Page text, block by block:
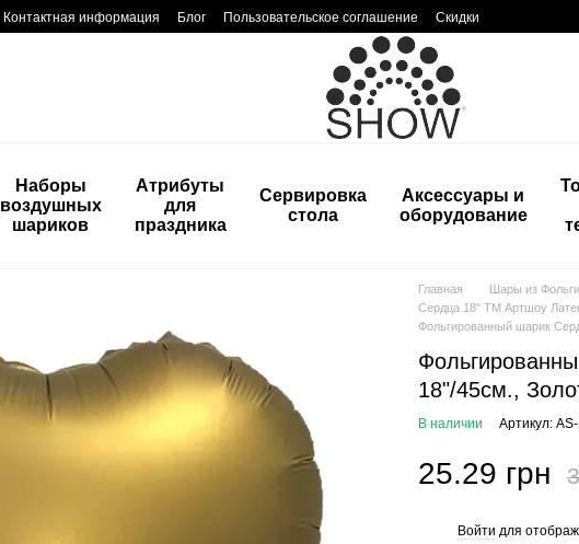
Контактная информация Блог Пользовательское соглашение Скидки
Наборы
воздушных
шариков
Атрибуты
для
праздника
Сервировка
стола
Аксессуары и
оборудование
Главная Шары из Фольги
Сердца 18" ТМ Артшоу
Фольгированный шарик
18"/45см.,
В наличии Артикул:
25.29 грн
Войти для